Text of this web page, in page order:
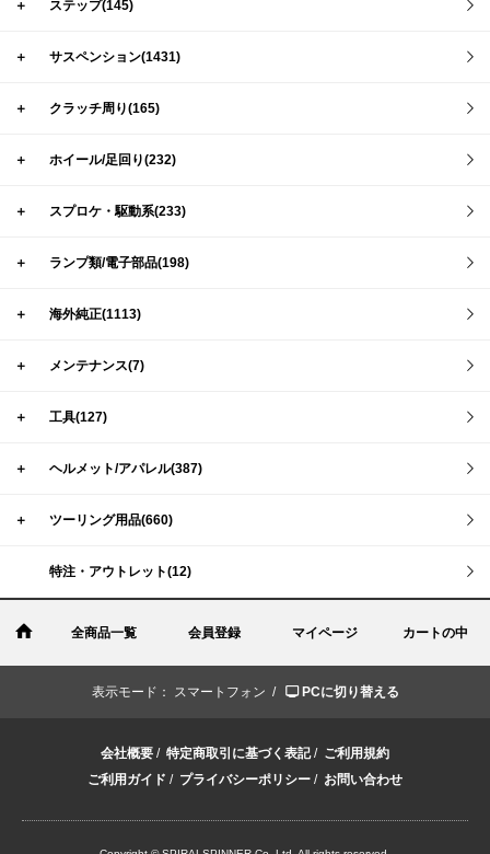
＋ ステップ(145)
＋ サスペンション(1431)
＋ クラッチ周り(165)
＋ ホイール/足回り(232)
＋ スプロケ・駆動系(233)
＋ ランプ類/電子部品(198)
＋ 海外純正(1113)
＋ メンテナンス(7)
＋ 工具(127)
＋ ヘルメット/アパレル(387)
＋ ツーリング用品(660)
特注・アウトレット(12)
全商品一覧 会員登録 マイページ カートの中
表示モード： スマートフォン / PCに切り替える
会社概要 / 特定商取引に基づく表記/ ご利用規約
ご利用ガイド / プライバシーポリシー / お問い合わせ